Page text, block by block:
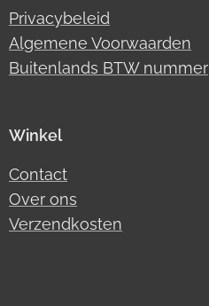
Privacybeleid
Algemene Voorwaarden
Buitenlands BTW nummer
Winkel
Contact
Over ons
Verzendkosten